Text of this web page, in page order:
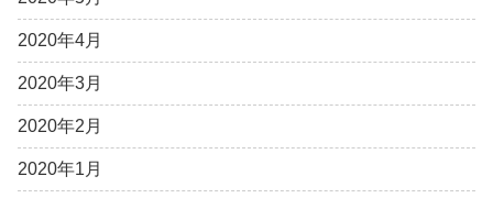
2020年4月
2020年3月
2020年2月
2020年1月